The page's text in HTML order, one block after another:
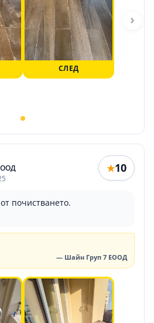
СЛЕД
›
★10
почистването.
— Шайн Груп 7 ЕООД